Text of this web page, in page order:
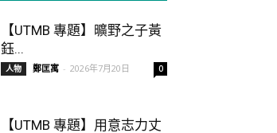
【UTMB 專題】曠野之子黃
鈺...
人物 鄭匡寓 - 2026年7月20日 0
【UTMB 專題】用意志力丈